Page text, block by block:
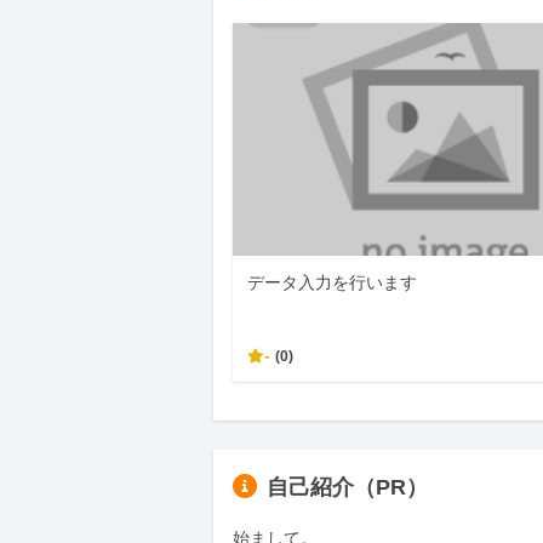
データ入力を行います
- (0)
自己紹介（PR）
始まして。